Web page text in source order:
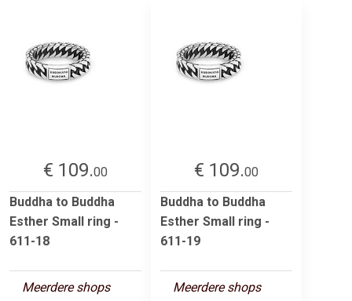
€ 109.00
Buddha to Buddha
Esther Small ring -
611-18
Meerdere shops
€ 109.00
Buddha to Buddha
Esther Small ring -
611-19
Meerdere shops